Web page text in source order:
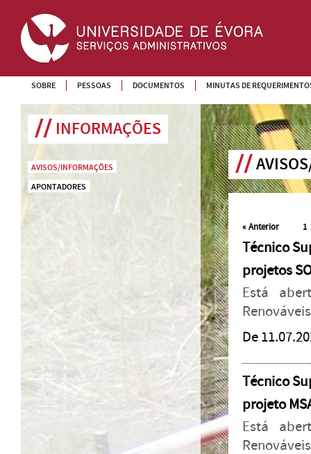
SOBRE PESSOAS DOCUMENTOS MINUTAS DE
INFORMAÇÕES
AVISOS/INFORMAÇÕES
APONTADORES
«Anterior 1
Técnico
projetos
Está
De
Técnico
projeto
Está